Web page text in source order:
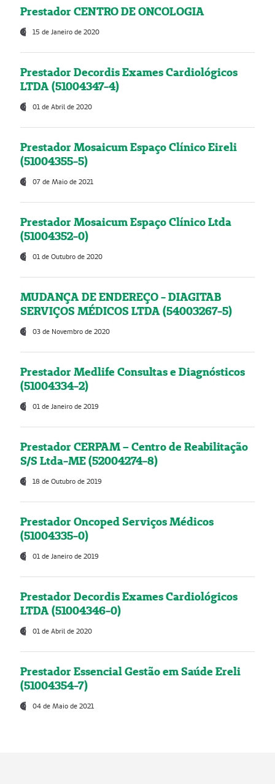
Prestador CENTRO DE ONCOLOGIA
15 de Janeiro de 2020
Prestador Decordis Exames Cardiológicos
LTDA (51004347-4)
01 de Abril de 2020
Prestador Mosaicum Espaço Clínico Eireli
(51004355-5)
07 de Maio de 2021
Prestador Mosaicum Espaço Clínico Ltda
(51004352-0)
01 de Outubro de 2020
MUDANÇA DE ENDEREÇO - DIAGITAB
SERVIÇOS MÉDICOS LTDA (54003267-5)
03 de Novembro de 2020
Prestador Medlife Consultas e Diagnósticos
(51004334-2)
01 de Janeiro de 2019
Prestador CERPAM – Centro de Reabilitação
S/S Ltda-ME (52004274-8)
18 de Outubro de 2019
Prestador Oncoped Serviços Médicos
(51004335-0)
01 de Janeiro de 2019
Prestador Decordis Exames Cardiológicos
LTDA (51004346-0)
01 de Abril de 2020
Prestador Essencial Gestão em Saúde Ereli
(51004354-7)
04 de Maio de 2021